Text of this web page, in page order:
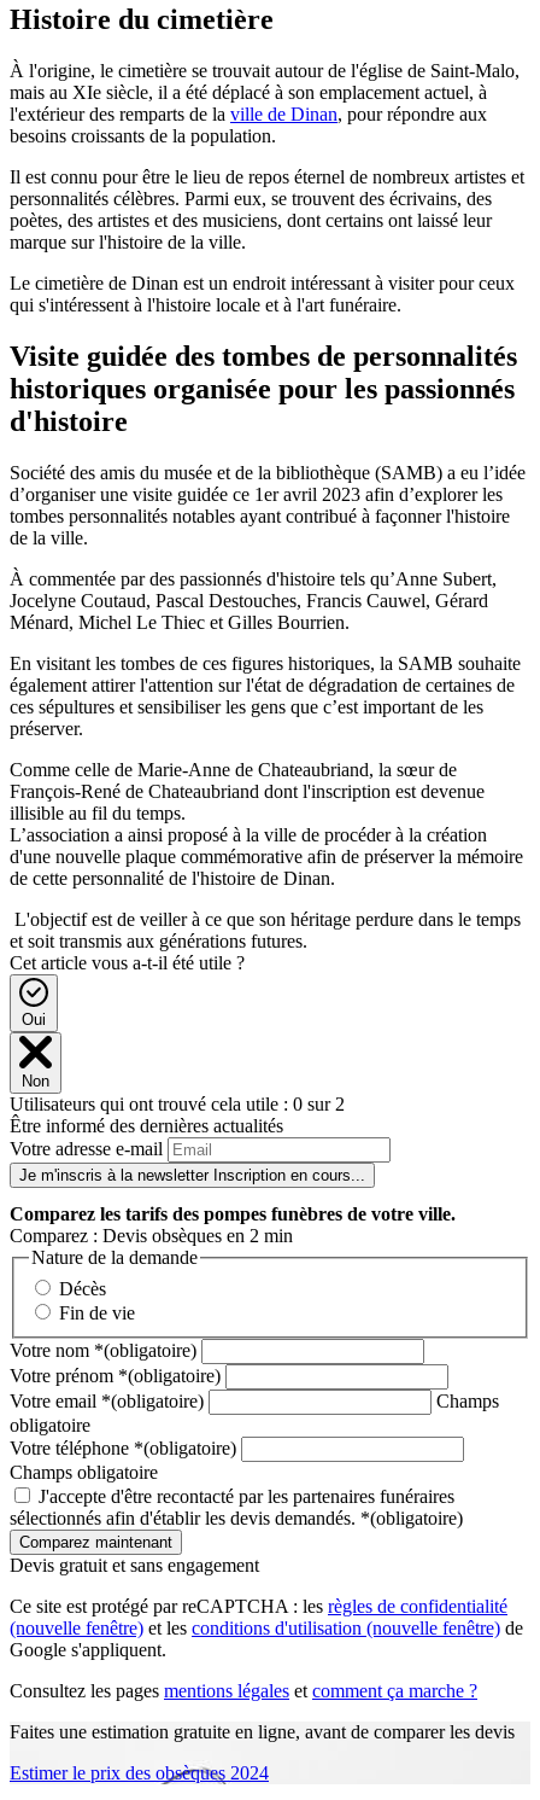
Histoire du cimetière
À l'origine, le cimetière se trouvait autour de l'église de Saint-Malo,
mais au XIe siècle, il a été déplacé à son emplacement actuel, à
l'extérieur des remparts de la ville de Dinan, pour répondre aux
besoins croissants de la population.
Il est connu pour être le lieu de repos éternel de nombreux artistes et
personnalités célèbres. Parmi eux, se trouvent des écrivains, des
poètes, des artistes et des musiciens, dont certains ont laissé leur
marque sur l'histoire de la ville.
Le cimetière de Dinan est un endroit intéressant à visiter pour ceux
qui s'intéressent à l'histoire locale et à l'art funéraire.
Visite guidée des tombes de personnalités
historiques organisée pour les passionnés
d'histoire
Société des amis du musée et de la bibliothèque (SAMB) a eu l’idée
d’organiser une visite guidée ce 1er avril 2023 afin d’explorer les
tombes personnalités notables ayant contribué à façonner l'histoire
de la ville.
À commentée par des passionnés d'histoire tels qu’Anne Subert,
Jocelyne Coutaud, Pascal Destouches, Francis Cauwel, Gérard
Ménard, Michel Le Thiec et Gilles Bourrien.
En visitant les tombes de ces figures historiques, la SAMB souhaite
également attirer l'attention sur l'état de dégradation de certaines de
ces sépultures et sensibiliser les gens que c’est important de les
préserver.
Comme celle de Marie-Anne de Chateaubriand, la sœur de
François-René de Chateaubriand dont l'inscription est devenue
illisible au fil du temps.
L’association a ainsi proposé à la ville de procéder à la création
d'une nouvelle plaque commémorative afin de préserver la mémoire
de cette personnalité de l'histoire de Dinan.
L'objectif est de veiller à ce que son héritage perdure dans le temps
et soit transmis aux générations futures.
Cet article vous a-t-il été utile ?
Oui
Non
Utilisateurs qui ont trouvé cela utile : 0 sur 2
Être informé des dernières actualités
Votre adresse e-mail
Je m'inscris à la newsletter Inscription en cours...
Comparez les tarifs des pompes funèbres de votre ville.
Comparez : Devis obsèques en 2 min
Nature de la demande
Décès
Fin de vie
Votre nom *(obligatoire)
Votre prénom *(obligatoire)
Votre email *(obligatoire)
Champs
obligatoire
Votre téléphone *(obligatoire)
Champs obligatoire
J'accepte d'être recontacté par les partenaires funéraires
sélectionnés afin d'établir les devis demandés. *(obligatoire)
Devis gratuit et sans engagement
Ce site est protégé par reCAPTCHA : les règles de confidentialité
(nouvelle fenêtre) et les conditions d'utilisation (nouvelle fenêtre) de
Google s'appliquent.
Consultez les pages mentions légales et comment ça marche ?
Faites une estimation gratuite en ligne, avant de comparer les devis
Estimer le prix des obsèques 2024